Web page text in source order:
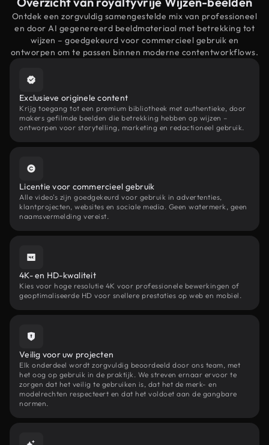
Ontdek een zorgvuldig samengestelde mix van professioneel
en door AI gegenereerd beeldmateriaal met betrekking tot
wijzen – goedgekeurd voor commercieel gebruik en
ontworpen om te passen binnen moderne contentworkflows.
Exclusieve originele content
Krijg toegang tot een premium bibliotheek met authentieke, door
makers gefilmde beelden die betrekking hebben op wijzen –
ontworpen voor storytelling, marketing en redactioneel gebruik.
Licentie voor commercieel gebruik
Alle video's zijn goedgekeurd voor gebruik in advertenties,
klantprojecten, websites en sociale media. Geen watermerk, geen
naamsvermelding vereist.
4K- en HD-kwaliteit
Kies voor hoge resolutie 4K voor professionele bewerkingen of
geoptimaliseerde HD voor snellere prestaties op web en mobiel.
Veilig voor uw projecten
Elk onderdeel wordt zorgvuldig beoordeeld door ons team, met
het oog op gebruik in de praktijk. We streven ernaar ervoor te
zorgen dat het veilig te gebruiken is, dat het de merk- en
modelrechten respecteert en dat het voldoet aan de gangbare
normen.